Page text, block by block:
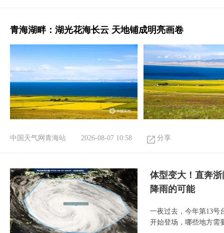
青海湖畔：湖光花海长云 天地铺成明亮画卷
中国天气网青海站 2026-08-07 10:58 分享
体型变大！直奔
降雨的可能
一夜过去，今年第13号
开始登场，哪些地方需